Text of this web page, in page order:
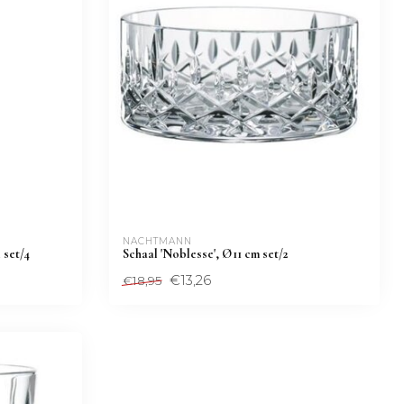
set/4
NACHTMANN
Schaal 'Noblesse', Ø11 cm set/2
€18,95 €13,26